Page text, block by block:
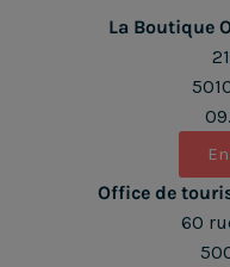
La Boutique
Office de
60